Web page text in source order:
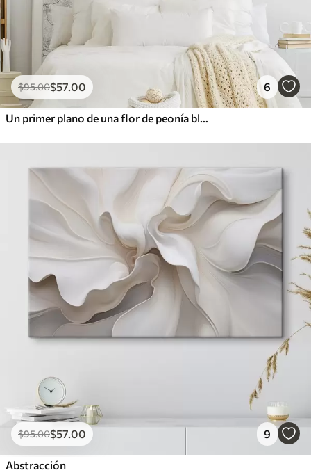
$95.00$57.00 6
Un primer plano de una flor de peonía blanca con gotas de agua en los pétalos, sobre un fondo borroso
$95.00$57.00 9
Abstracción